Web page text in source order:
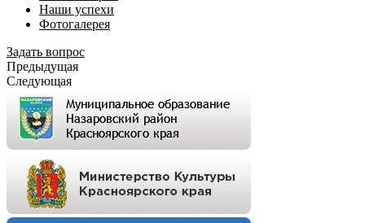
Наши успехи
Фотогалерея
Задать вопрос
Предыдущая
Следующая